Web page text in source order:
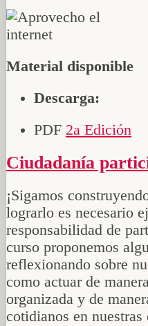
Material disponible
Descarga:
PDF 2a Edición
Ciudadanía
¡Sigamos
lograrlo es necesario
responsabilidad de
curso proponemos
reflexionando sobre
como actuar de
organizada y de
cotidianos en nuestras